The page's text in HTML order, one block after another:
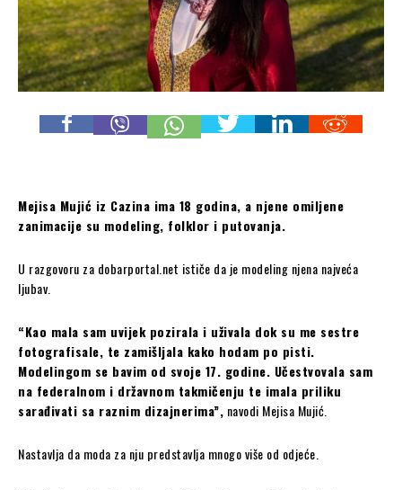
Mejisa Mujić iz Cazina ima 18 godina, a njene omiljene
zanimacije su modeling, folklor i putovanja.
U razgovoru za dobarportal.net ističe da je modeling njena najveća
ljubav.
“Kao mala sam uvijek pozirala i uživala dok su me sestre
fotografisale, te zamišljala kako hodam po pisti.
Modelingom se bavim od svoje 17. godine. Učestvovala sam
na federalnom i državnom takmičenju te imala priliku
sarađivati sa raznim dizajnerima”, navodi Mejisa Mujić.
Nastavlja da moda za nju predstavlja mnogo više od odjeće.